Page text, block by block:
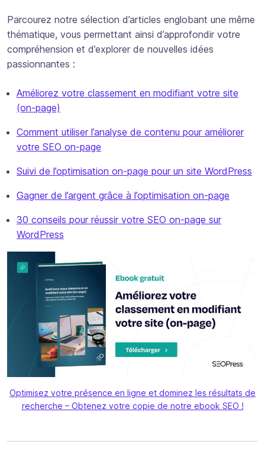
Parcourez notre sélection d’articles englobant une même
thématique, vous permettant ainsi d’approfondir votre
compréhension et d’explorer de nouvelles idées
passionnantes :
Améliorez votre classement en modifiant votre site
(on-page)
Comment utiliser l’analyse de contenu pour améliorer
votre SEO on-page
Suivi de l’optimisation on-page pour un site WordPress
Gagner de l’argent grâce à l’optimisation on-page
30 conseils pour réussir votre SEO on-page sur
WordPress
Optimisez votre présence en ligne et dominez les résultats de
recherche – Obtenez votre copie de notre ebook SEO !